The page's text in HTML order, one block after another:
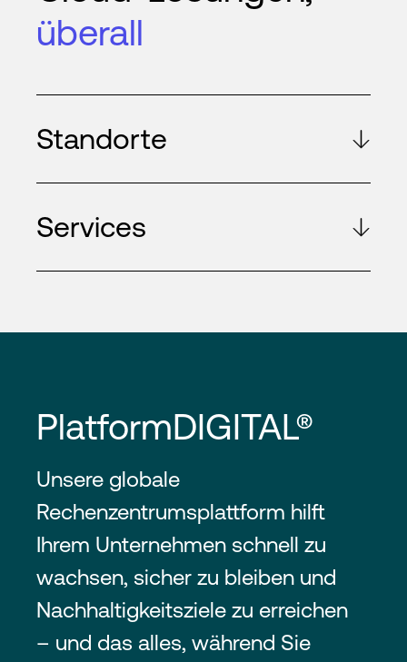
überall
Standorte
Services
PlatformDIGITAL®
Unsere globale
Rechenzentrumsplattform hilft
Ihrem Unternehmen schnell zu
wachsen, sicher zu bleiben und
Nachhaltigkeitsziele zu erreichen
– und das alles, während Sie